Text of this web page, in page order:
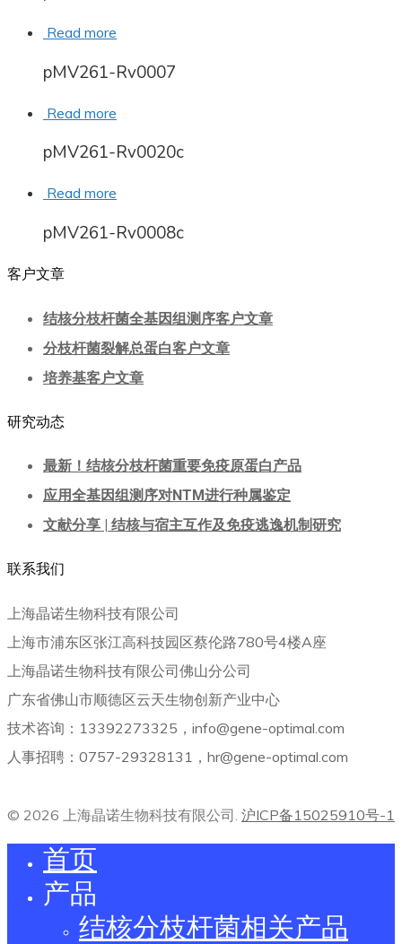
Read more
pMV261-Rv0007
Read more
pMV261-Rv0020c
Read more
pMV261-Rv0008c
客户文章
结核分枝杆菌全基因组测序客户文章
分枝杆菌裂解总蛋白客户文章
培养基客户文章
研究动态
最新！结核分枝杆菌重要免疫原蛋白产品
应用全基因组测序对NTM进行种属鉴定
文献分享 | 结核与宿主互作及免疫逃逸机制研究
联系我们
上海晶诺生物科技有限公司
上海市浦东区张江高科技园区蔡伦路780号4楼A座
上海晶诺生物科技有限公司佛山分公司
广东省佛山市顺德区云天生物创新产业中心
技术咨询：13392273325，info@gene-optimal.com
人事招聘：0757-29328131，hr@gene-optimal.com
© 2026 上海晶诺生物科技有限公司. 沪ICP备15025910号-1
首页
产品
结核分枝杆菌相关产品